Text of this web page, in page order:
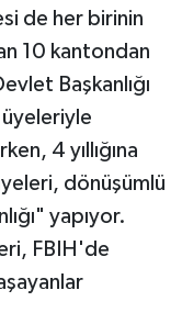
de her birinin
10 kantondan
Başkanlığı
üyeleriyle
4 yıllığına
dönüşümlü
yapıyor.
FBIH'de